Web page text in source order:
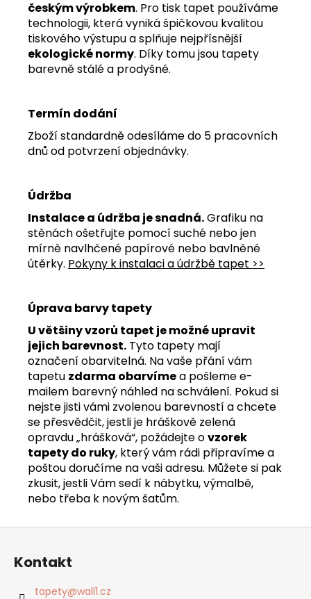
českým výrobkem. Pro tisk tapet používáme
technologii, která vyniká špičkovou kvalitou
tiskového výstupu a splňuje nejpřísnější
ekologické normy. Díky tomu jsou tapety
barevně stálé a prodyšné.
Termín dodání
Zboží standardně odesíláme do 5 pracovních
dnů od potvrzení objednávky.
Údržba
Instalace a údržba je snadná.Grafiku na
stěnách ošetřujte pomocí suché nebo jen
mírně navlhčené papírové nebo bavlněné
útěrky. Pokyny k instalaci a údržbě tapet >>
Úprava barvy tapety
U většiny vzorů tapet je možné upravit
jejich barevnost. Tyto tapety mají
označení obarvitelná. Na vaše přání vám
tapetu zdarma obarvímea pošleme e-
mailem barevný náhled na schválení. Pokud si
nejste jisti vámi zvolenou barevností a chcete
se přesvědčit, jestli je hráškově zelená
opravdu „hrášková“, požádejte ovzorek
tapety do ruky, který vám rádi připravíme a
poštou doručíme na vaši adresu. Můžete si pak
zkusit, jestli Vám sedí k nábytku, výmalbě,
nebo třeba k novým šatům.
Z
Kontakt
tapety@wall1.cz